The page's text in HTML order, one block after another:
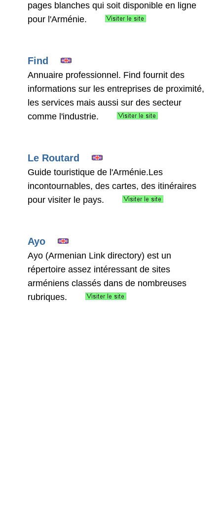
pages blanches qui soit disponible en ligne
pour l'Arménie.
Find
Annuaire professionnel. Find fournit des
informations sur les entreprises de proximité,
les services mais aussi sur des secteur
comme l'industrie.
Le Routard
Guide touristique de l'Arménie.Les
incontournables, des cartes, des itinéraires
pour visiter le pays.
Ayo
Ayo (Armenian Link directory) est un
répertoire assez intéressant de sites
arméniens classés dans de nombreuses
rubriques.